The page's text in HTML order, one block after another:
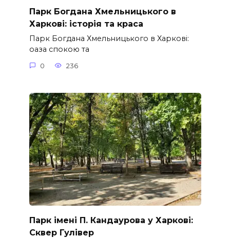
Парк Богдана Хмельницького в
Харкові: історія та краса
Парк Богдана Хмельницького в Харкові:
оаза спокою та
0 236
Парк імені П. Кандаурова у Харкові:
Сквер Гулівер